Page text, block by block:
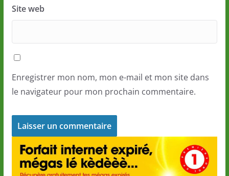
Site web
Enregistrer mon nom, mon e-mail et mon site dans
le navigateur pour mon prochain commentaire.